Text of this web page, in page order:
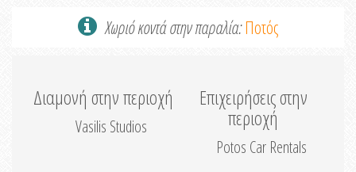
Χωριό κοντά στην παραλία:Ποτός
Διαμονή στην περιοχή
Vasilis Studios
Επιχειρήσεις στην
περιοχή
Potos Car Rentals